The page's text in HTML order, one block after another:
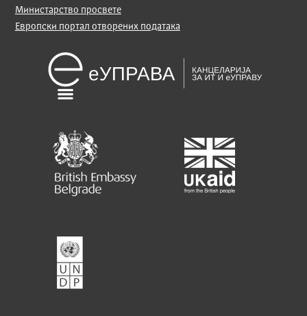
Министарство просвете
Европски портал отворених података